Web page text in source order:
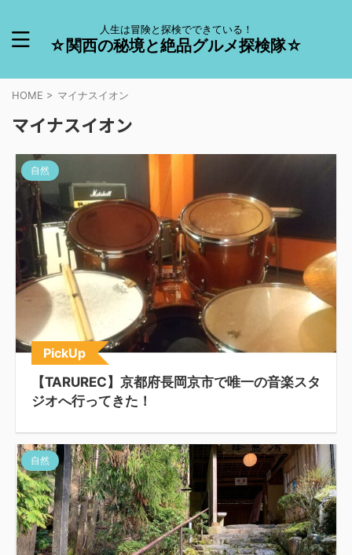
人生は冒険と探検でできている！
☆関西の秘境と絶品グルメ探検隊☆
HOME > マイナスイオン
マイナスイオン
自然
PickUp
【TARUREC】京都府長岡京市で唯一の音楽スタ
ジオへ行ってきた！
自然